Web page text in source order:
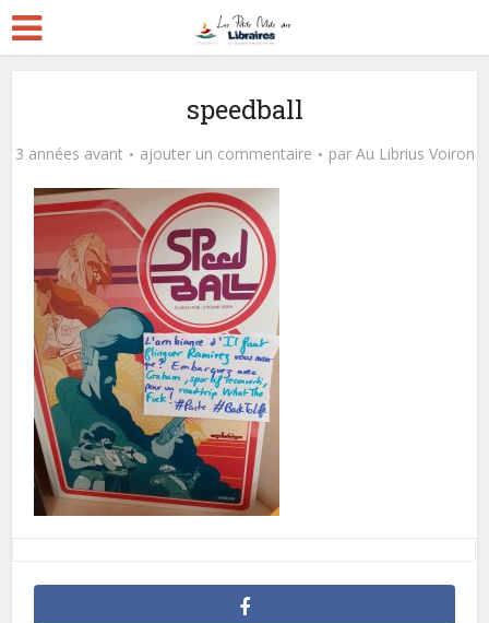
speedball
3 années avant ajouter un commentaire par Au Librius Voiron